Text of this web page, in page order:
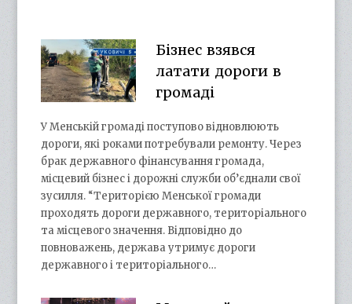
Бізнес взявся
латати дороги в
громаді
У Менській громаді поступово відновлюють
дороги, які роками потребували ремонту. Через
брак державного фінансування громада,
місцевий бізнес і дорожні служби об’єднали свої
зусилля. “Територією Менської громади
проходять дороги державного, територіального
та місцевого значення. Відповідно до
повноважень, держава утримує дороги
державного і територіального…